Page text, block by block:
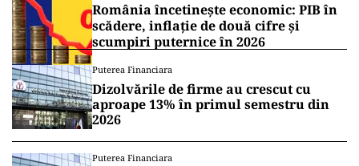
România încetinește economic: PIB în
scădere, inflație de două cifre și
scumpiri puternice în 2026
Puterea Financiara
Dizolvările de firme au crescut cu
aproape 13% în primul semestru din
2026
Puterea Financiara